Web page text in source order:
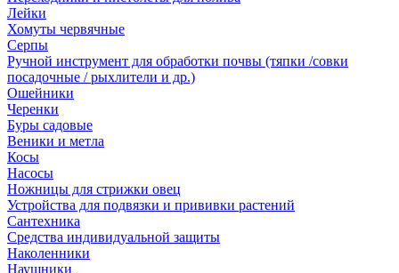
Лейки
Хомуты червячные
Серпы
Ручной инструмент для обработки почвы (тяпки /совки
посадочные / рыхлители и др.)
Ошейники
Черенки
Буры садовые
Веники и метла
Косы
Насосы
Ножницы для стрижки овец
Устройства для подвязки и прививки растений
Сантехника
Средства индивидуальной защиты
Наколенники
Наушники